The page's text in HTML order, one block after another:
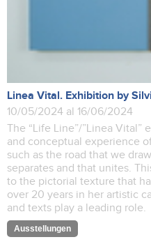
Linea Vital. Exhibition by
10/05/2024 al 16/06/2024
The “Life Line”/”Linea
and conceptual experience
such as the road that we
separates and that unites.
to the pictorial texture that
over 20 years in her artistic
and texts play a leading role.
Ausstellungen